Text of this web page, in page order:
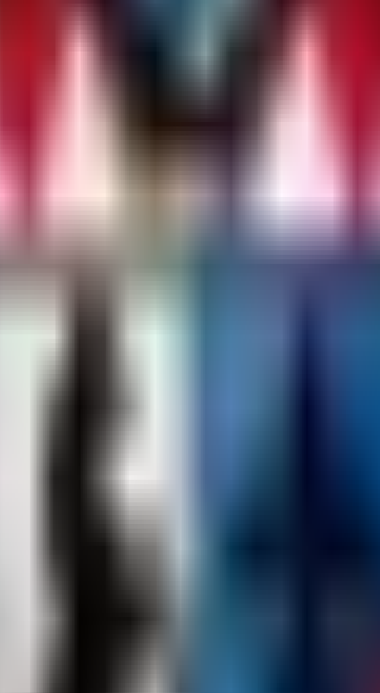
hinzugefügt werden, wenn die maximale Spieleranzahl
um Leistungsverschlechterungen zu verhindern (Standardwert
unterstützen kann (Standardwert ist 200).
nicht unterschreiten wird (Standardwert ist 1).
des Servers in der Konsole protokolliert werden
die von Spielern oder Administratoren verwendet werden
Konfiguration und den Betrieb entwickelt wurde.
herunter. Platziere die Datei im Verzeichnis RustServer/
wenn noch keine vorhanden ist.
können MaxPlayersOffset, CooldownPeriod,
anzupassen.